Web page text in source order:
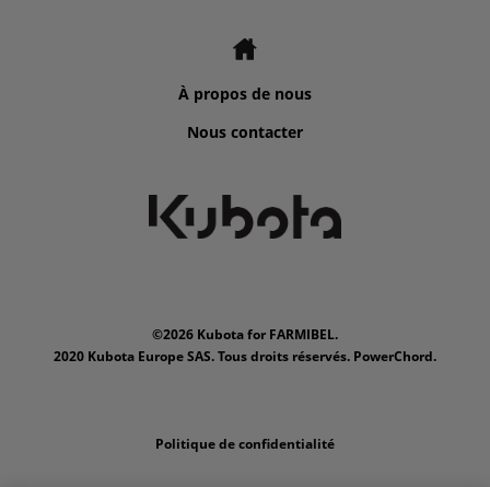
À propos de nous
Nous contacter
©2026 Kubota for FARMIBEL.
2020 Kubota Europe SAS. Tous droits réservés. PowerChord.
Politique de confidentialité